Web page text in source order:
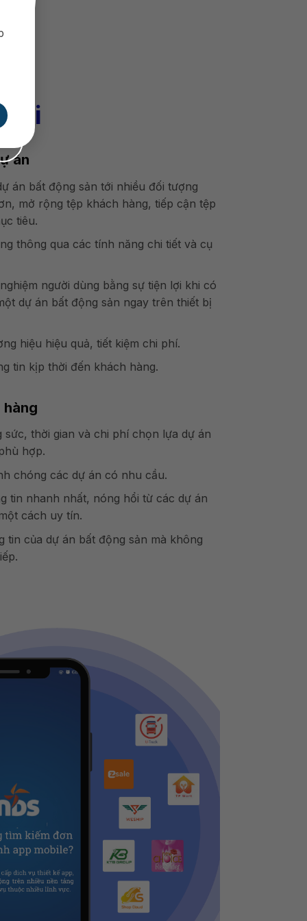
lại
án
án bất động sản tới nhiều đối tượng
mở rộng tệp khách hàng, tiếp cận tệp
tiêu.
thông qua các tính năng chi tiết và cụ
người dùng bằng sự tiện lợi khi có
dự án bất động sản ngay trên thiết bị
hiệu hiệu quả, tiết kiệm chi phí.
tin kịp thời đến khách hàng.
hàng
sức, thời gian và chi phí chọn lựa dự án
hợp.
chóng các dự án có nhu cầu.
tin nhanh nhất, nóng hổi từ các dự án
cách uy tín.
tin của dự án bất động sản mà không